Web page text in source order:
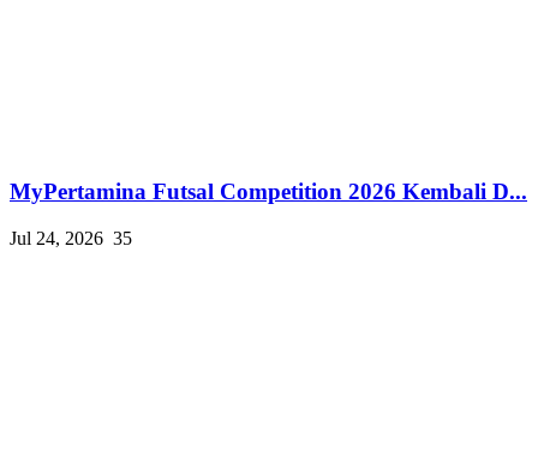
MyPertamina Futsal Competition 2026 Kembali D...
Jul 24, 2026 35